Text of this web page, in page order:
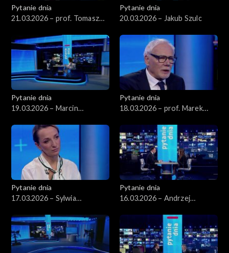
Pytanie dnia
21.03.2026 – prof. Tomasz
Pytanie dnia
20.03.2026 – Jakub Szulc
Pytanie dnia
19.03.2026 – Marcin
Pytanie dnia
18.03.2026 – prof. Marek
Pytanie dnia
17.03.2026 – Sylwia
Pytanie dnia
16.03.2026 – Andrzej